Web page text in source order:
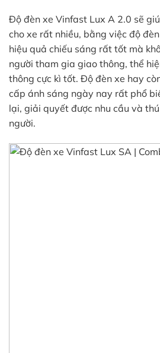
Độ đèn xe Vinfast Lux A 2.0 sẽ
cho xe rất nhiều, bằng việc độ
hiệu quả chiếu sáng rất tốt mà
người tham gia giao thông, thể
thông cực kì tốt. Độ đèn xe hay
cấp ánh sáng ngày nay rất phổ
lại, giải quyết được nhu cầu và
người.